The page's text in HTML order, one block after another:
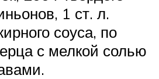
1 ст. л.
соуса, по
с мелкой солью